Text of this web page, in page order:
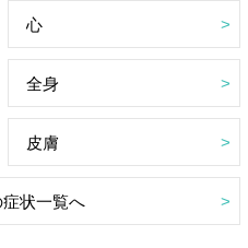
心
全身
皮膚
状一覧へ